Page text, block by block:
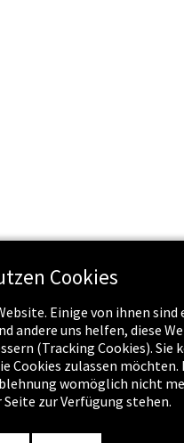
Cookies
Einige von ihnen sind
andere uns helfen, diese
(Tracking Cookies). Sie
Cookies zulassen
womöglich nicht
zur Verfügung stehen.